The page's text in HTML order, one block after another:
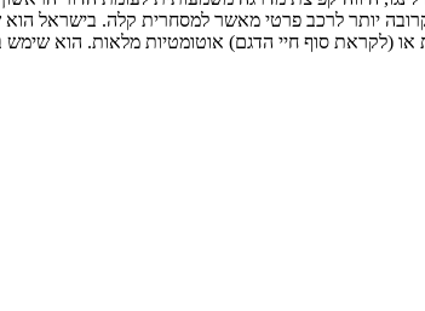
או (לקראת סוף חיי הדגם) אוטומטיות מלאות. הוא